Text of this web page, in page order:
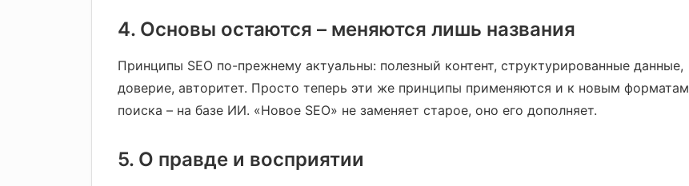
4. Основы остаются – меняются лишь названия
Принципы SEO по-прежнему актуальны: полезный контент, структурированные данные,
доверие, авторитет. Просто теперь эти же принципы применяются и к новым форматам
поиска – на базе ИИ. «Новое SEO» не заменяет старое, оно его дополняет.
5. О правде и восприятии